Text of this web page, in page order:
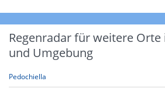
Regenradar für weitere Orte
und Umgebung
Pedochiella